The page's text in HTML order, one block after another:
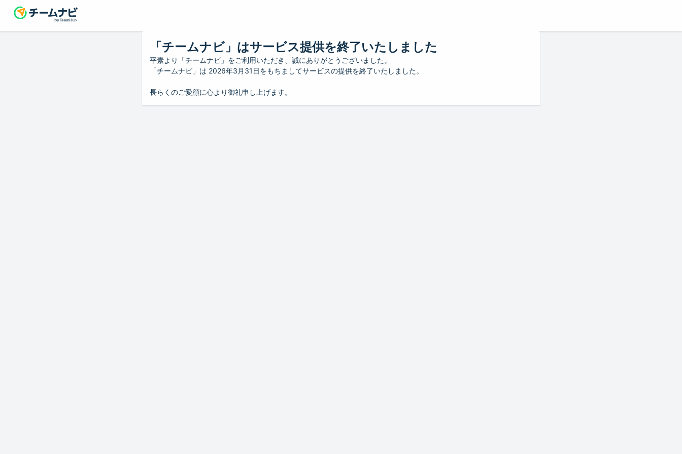
「チームナビ」はサービス提供を終了いたしました
平素より「チームナビ」をご利用いただき、誠にありがとうございました。
「チームナビ」は 2026年3月31日をもちましてサービスの提供を終了いたしました。
長らくのご愛顧に心より御礼申し上げます。